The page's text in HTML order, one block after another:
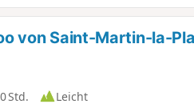
von Saint-Martin-la-
Std.
Leicht